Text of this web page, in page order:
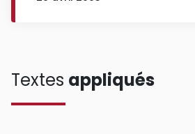
Textes appliqués